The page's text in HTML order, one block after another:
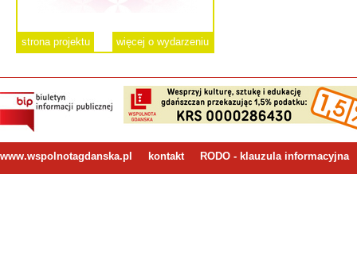
strona projektu więcej o wydarzeniu
www.wspolnotagdanska.pl kontakt RODO - klauzula informacyjna